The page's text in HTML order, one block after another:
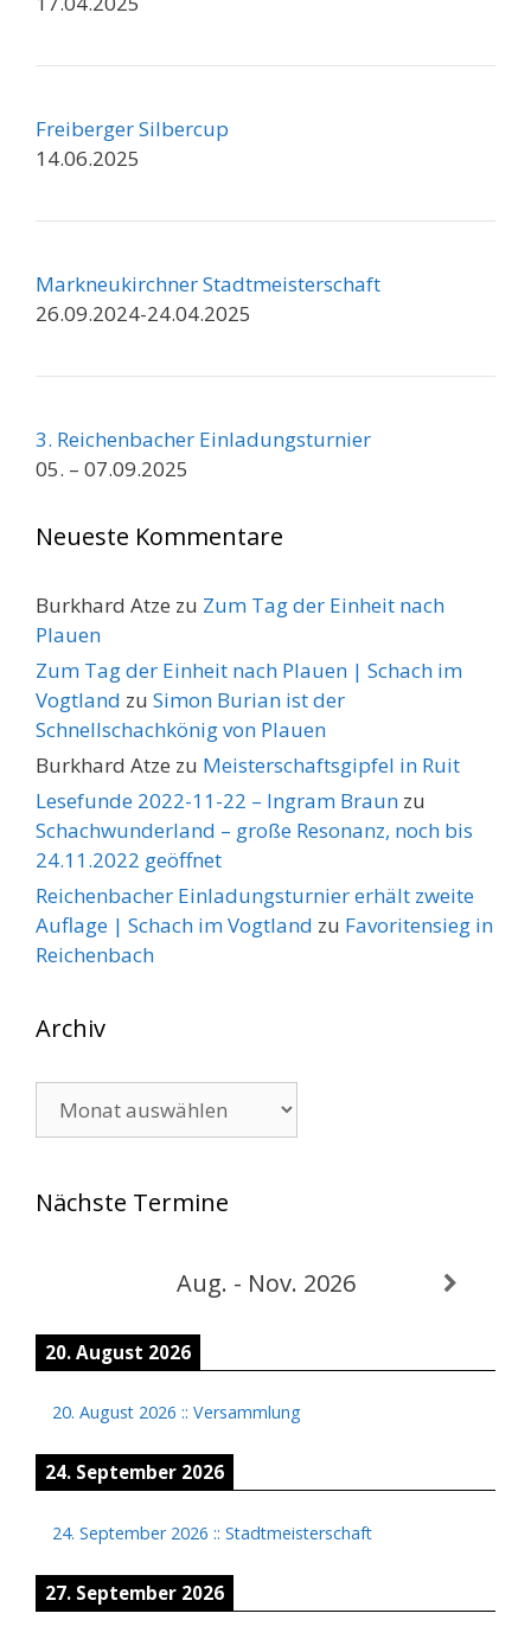
Freiberger Silbercup
14.06.2025
Markneukirchner Stadtmeisterschaft
26.09.2024-24.04.2025
3. Reichenbacher Einladungsturnier
05. – 07.09.2025
Neueste Kommentare
Burkhard Atze zu Zum Tag der Einheit nach
Plauen
Zum Tag der Einheit nach Plauen | Schach im
Vogtland zu Simon Burian ist der
Schnellschachkönig von Plauen
Burkhard Atze zu Meisterschaftsgipfel in Ruit
Lesefunde 2022-11-22 – Ingram Braun zu
Schachwunderland – große Resonanz, noch bis
24.11.2022 geöffnet
Reichenbacher Einladungsturnier erhält zweite
Auflage | Schach im Vogtland zu Favoritensieg in
Reichenbach
Archiv
Nächste Termine
Aug. - Nov. 2026
20. August 2026
20. August 2026 :: Versammlung
24. September 2026
24. September 2026 :: Stadtmeisterschaft
27. September 2026